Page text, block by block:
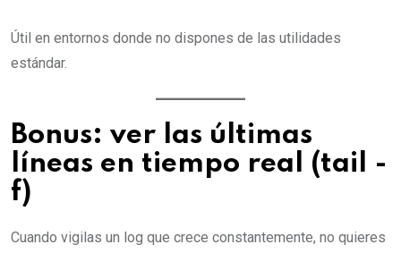
Útil en entornos donde no dispones de las utilidades
estándar.
Bonus: ver las últimas
líneas en tiempo real (tail -
f)
Cuando vigilas un log que crece constantemente, no quieres